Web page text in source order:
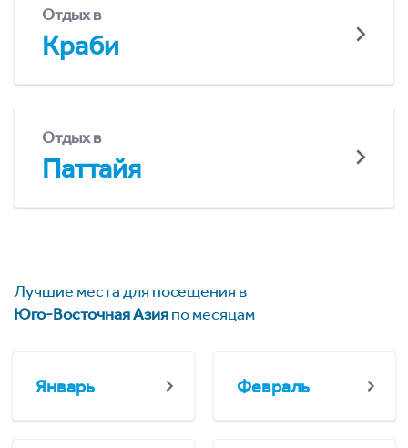
Отдых в
Краби
Отдых в
Паттайя
Лучшие места для посещения в
Юго-Восточная Азияпо месяцам
Январь Февраль